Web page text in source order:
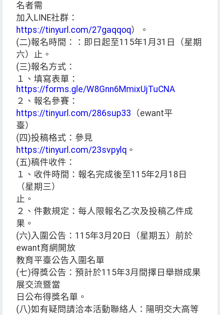
名者需
加入LINE社群：
https://tinyurl.com/27gaqqoq）。
(二)報名時間：：即日起至115年1月31日（星期
六）止。
(三)報名方式：
１、填寫表單：
https://forms.gle/W8Gnn6MmixUjTuCNA
２、報名參賽：
https://tinyurl.com/286sup33 （ewant平
臺）
(四)投稿格式：參見
https://tinyurl.com/23svpylq 。
(五)稿件收件：
１、收件時間：報名完成後至115年2月18日
（星期三）
止。
２、件數規定：每人限報名乙次及投稿乙件成
果。
(六)入圍公告：115年3月20日（星期五）前於
ewant育網開放
教育平臺公告入圍名單
(七)得獎公告：預計於115年3月間擇日舉辦成果
展交流暨當
日公布得獎名單。
(八)如有疑問請洽本活動聯絡人：陽明交大高等